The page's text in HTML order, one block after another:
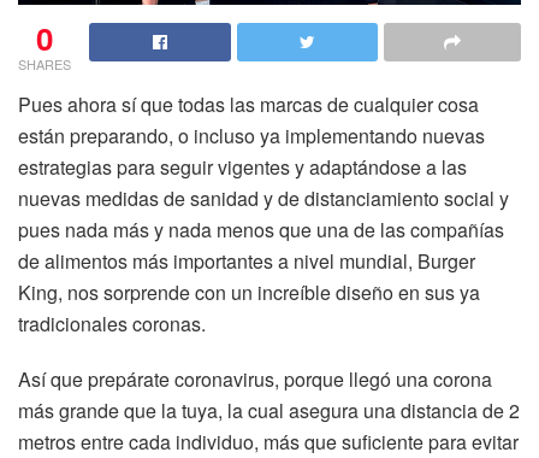
0
SHARES
Pues ahora sí que todas las marcas de cualquier cosa
están preparando, o incluso ya implementando nuevas
estrategias para seguir vigentes y adaptándose a las
nuevas medidas de sanidad y de distanciamiento social y
pues nada más y nada menos que una de las compañías
de alimentos más importantes a nivel mundial, Burger
King, nos sorprende con un increíble diseño en sus ya
tradicionales coronas.
Así que prepárate coronavirus, porque llegó una corona
más grande que la tuya, la cual asegura una distancia de 2
metros entre cada individuo, más que suficiente para evitar